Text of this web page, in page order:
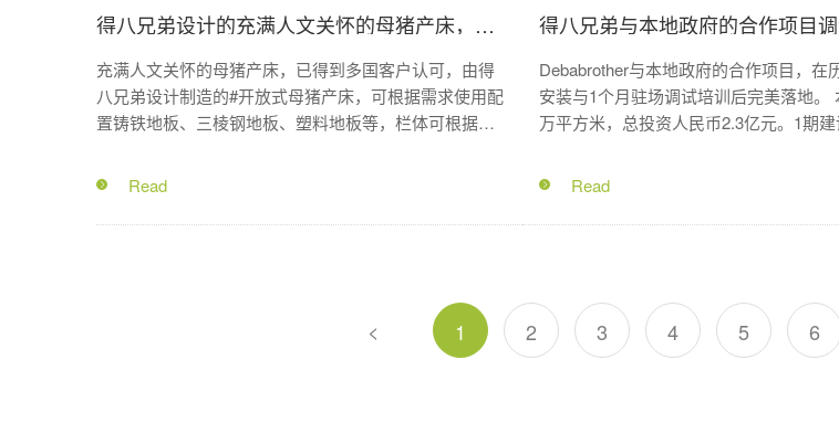
得八兄弟设计的充满人文关怀的母猪产床，已得到多国客户认可
充满人文关怀的母猪产床，已得到多国客户认可，由得
八兄弟设计制造的#开放式母猪产床，可根据需求使用配
置铸铁地板、三棱钢地板、塑料地板等，栏体可根据需
择。
Debabrother与本地政府的合作项目，在
安装与1个月驻场调试培训后完美落地。 本项目占地60
万平方米，总投资人民币2.3亿元。1期
保育舍、2栋测定舍、8栋育肥舍。2期建
30000头育肥猪。是一座及育种基地、展
< 1 2 3 4 5 6